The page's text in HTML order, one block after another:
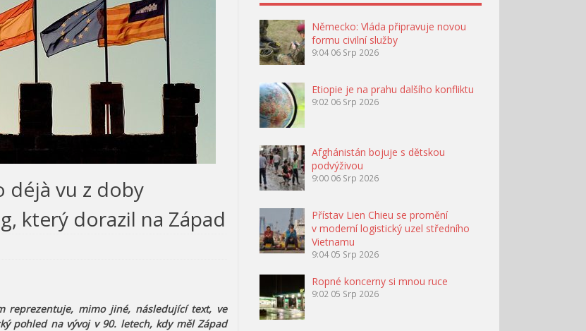
déjà vu z doby
který dorazil na Západ
reprezentuje, mimo jiné, následující text, ve
pohled na vývoj v 90. letech, kdy měl Západ
Německo: Vláda připravuje novou
formu civilní služby
9:04 06 Srp 2026
Etiopie je na prahu dalšího konfliktu
9:02 06 Srp 2026
Afghánistán bojuje s dětskou
podvýživou
9:00 06 Srp 2026
Přístav Lien Chieu se promění
v moderní logistický uzel středního
Vietnamu
9:04 05 Srp 2026
Ropné koncerny si mnou ruce
9:02 05 Srp 2026